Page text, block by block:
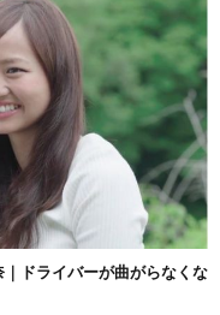
｜ドライバーが曲がらなくな